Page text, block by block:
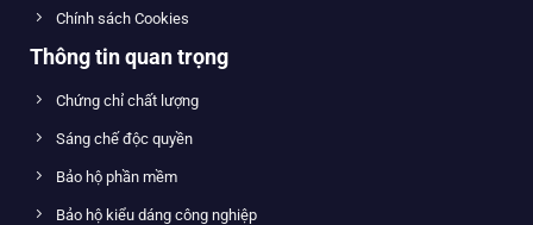
Chính sách Cookies
Thông tin quan trọng
Chứng chỉ chất lượng
Sáng chế độc quyền
Bảo hộ phần mềm
Bảo hộ kiểu dáng công nghiệp